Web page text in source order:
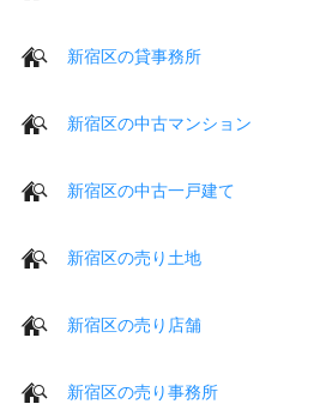
新宿区の貸事務所
新宿区の中古マンション
新宿区の中古一戸建て
新宿区の売り土地
新宿区の売り店舗
新宿区の売り事務所